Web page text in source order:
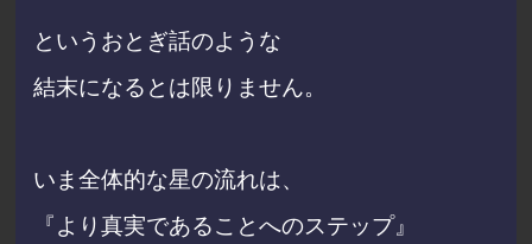
というおとぎ話のような
結末になるとは限りません。
いま全体的な星の流れは、
『より真実であることへのステップ』